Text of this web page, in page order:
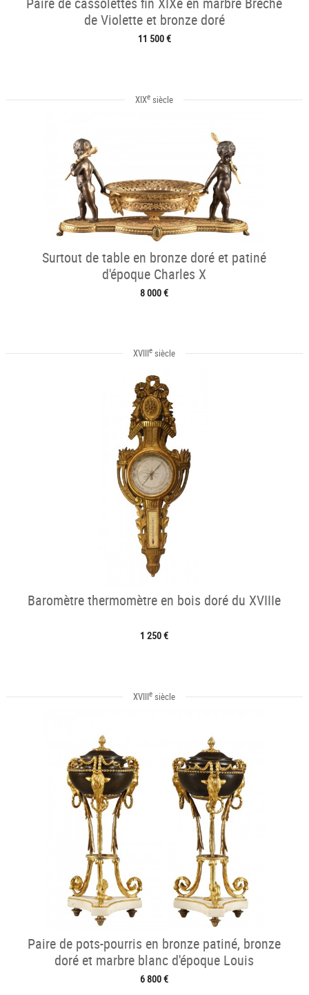
de Violette et bronze doré
11 500 €
XIXe siècle
Surtout de table en bronze doré et patiné
d'époque Charles X
8 000 €
XVIIIe siècle
Baromètre thermomètre en bois doré du XVIIIe
1 250 €
XVIIIe siècle
Paire de pots-pourris en bronze patiné, bronze
doré et marbre blanc d'époque Louis
6 800 €